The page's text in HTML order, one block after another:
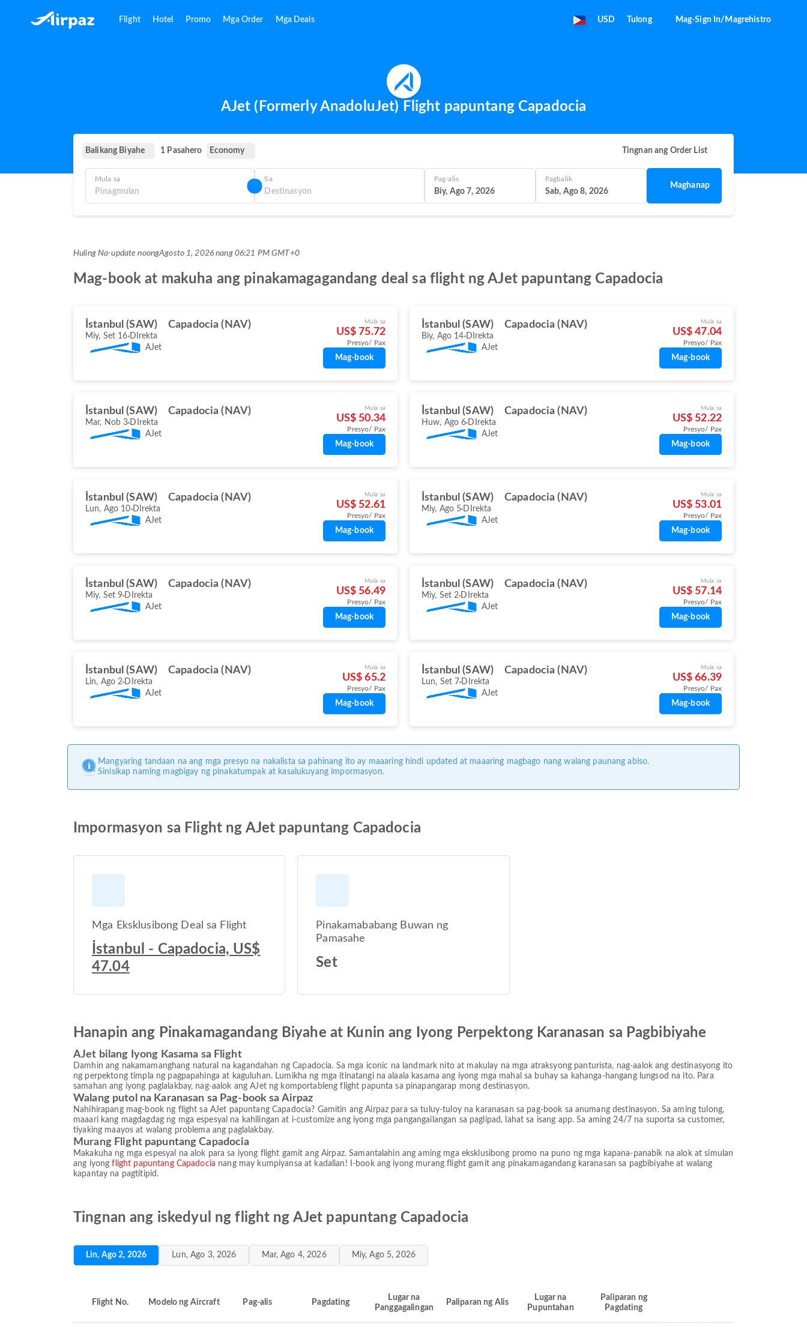
Flight Hotel Promo Mga Order Mga Deals USD Tulong Mag-Sign In/Magrehistro
AJet (Formerly AnadoluJet) Flight papuntang Capadocia
Balikang Biyahe 1 Pasahero Economy Tingnan ang Order List
Mula sa Sa Pag-alis
Biy, Ago 7, 2026
Pagbalik
Sab, Ago 8, 2026
Maghanap
Huling Na-update noongAgosto 1, 2026 nang 06:21 PM GMT+0
Mag-book at makuha ang pinakamagagandang deal sa flight ng AJet papuntang Capadocia
İstanbul (SAW) Capadocia (NAV)
Miy, Set 16 DIrekta
AJet
Mula sa
US$ 75.72
Presyo/ Pax
Mag-book
İstanbul (SAW) Capadocia (NAV)
Biy, Ago 14 DIrekta
AJet
Mula sa
US$ 47.04
Presyo/ Pax
Mag-book
İstanbul (SAW) Capadocia (NAV)
Mar, Nob 3 DIrekta
AJet
Mula sa
US$ 50.34
Presyo/ Pax
Mag-book
İstanbul (SAW) Capadocia (NAV)
Huw, Ago 6 DIrekta
AJet
Mula sa
US$ 52.22
Presyo/ Pax
Mag-book
İstanbul (SAW) Capadocia (NAV)
Lun, Ago 10 DIrekta
AJet
Mula sa
US$ 52.61
Presyo/ Pax
Mag-book
İstanbul (SAW) Capadocia (NAV)
Miy, Ago 5 DIrekta
AJet
Mula sa
US$ 53.01
Presyo/ Pax
Mag-book
İstanbul (SAW) Capadocia (NAV)
Miy, Set 9 DIrekta
AJet
Mula sa
US$ 56.49
Presyo/ Pax
Mag-book
İstanbul (SAW) Capadocia (NAV)
Miy, Set 2 DIrekta
AJet
Mula sa
US$ 57.14
Presyo/ Pax
Mag-book
İstanbul (SAW) Capadocia (NAV)
Lin, Ago 2 DIrekta
AJet
Mula sa
US$ 65.2
Presyo/ Pax
Mag-book
İstanbul (SAW) Capadocia (NAV)
Lun, Set 7 DIrekta
AJet
Mula sa
US$ 66.39
Presyo/ Pax
Mag-book
Mangyaring tandaan na ang mga presyo na nakalista sa pahinang ito ay maaaring hindi updated at maaaring magbago nang walang paunang abiso.
Sinisikap naming magbigay ng pinakatumpak at kasalukuyang impormasyon.
Impormasyon sa Flight ng AJet papuntang Capadocia
Mga Eksklusibong Deal sa Flight
İstanbul - Capadocia, US$
47.04
Pinakamababang Buwan ng
Pamasahe
Set
Hanapin ang Pinakamagandang Biyahe at Kunin ang Iyong Perpektong Karanasan sa Pagbibiyahe
AJet bilang Iyong Kasama sa Flight
Damhin ang nakamamanghang natural na kagandahan ng Capadocia. Sa mga iconic na landmark nito at makulay na mga atraksyong panturista, nag-aalok ang destinasyong ito
ng perpektong timpla ng pagpapahinga at kaguluhan. Lumikha ng mga itinatangi na alaala kasama ang iyong mga mahal sa buhay sa kahanga-hangang lungsod na ito. Para
samahan ang iyong paglalakbay, nag-aalok ang AJet ng komportableng flight papunta sa pinapangarap mong destinasyon.
Walang putol na Karanasan sa Pag-book sa Airpaz
Nahihirapang mag-book ng flight sa AJet papuntang Capadocia? Gamitin ang Airpaz para sa tuluy-tuloy na karanasan sa pag-book sa anumang destinasyon. Sa aming tulong,
maaari kang magdagdag ng mga espesyal na kahilingan at i-customize ang iyong mga pangangailangan sa paglipad, lahat sa isang app. Sa aming 24/7 na suporta sa customer,
tiyaking maayos at walang problema ang paglalakbay.
Murang Flight papuntang Capadocia
Makakuha ng mga espesyal na alok para sa iyong flight gamit ang Airpaz. Samantalahin ang aming mga eksklusibong promo na puno ng mga kapana-panabik na alok at simulan
ang iyongflight papuntang Capadocia nang may kumpiyansa at kadalian! I-book ang iyong murang flight gamit ang pinakamagandang karanasan sa pagbibiyahe at walang
kapantay na pagtitipid.
Tingnan ang iskedyul ng flight ng AJet papuntang Capadocia
Lin, Ago 2, 2026 Lun, Ago 3, 2026 Mar, Ago 4, 2026 Miy, Ago 5, 2026
Flight No. Modelo ng Aircraft Pag-alis Pagdating
Lugar na
Panggagalingan
Paliparan ng Alis
Lugar na
Pupuntahan
Paliparan ng
Pagdating